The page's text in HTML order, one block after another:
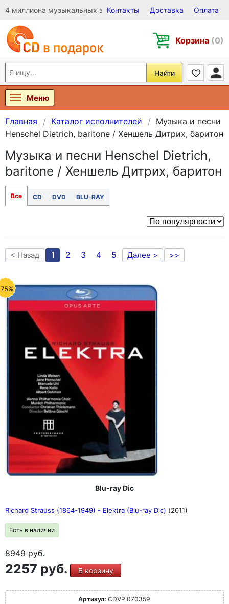
4 миллиона музыкальных записей на Виниле, CD и DVD
Контакты Доставка Оплата
Корзина (0)
Найти
Меню
Главная Каталог исполнителей
Музыка и песни
Henschel Dietrich, baritone / Хеншель Дитрих, баритон
Музыка и песни Henschel Dietrich,
baritone / Хеншель Дитрих, баритон
Все CD DVD BLU-RAY
< Назад 1 2 3 4 5 Далее > >>
Blu-ray Dic
Richard Strauss (1864-1949) - Elektra (Blu-ray Dic) (2011)
Есть в наличии
8949руб.
2257 руб. В корзину
Артикул: CDVP 070359